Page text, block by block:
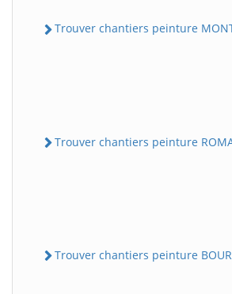
Trouver chantiers peinture
Trouver chantiers peinture
Trouver chantiers peinture